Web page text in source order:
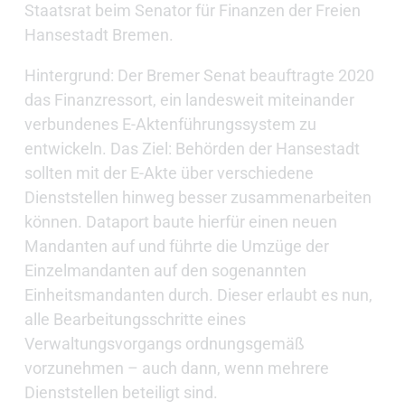
Staatsrat beim Senator für Finanzen der Freien
Hansestadt Bremen.
Hintergrund: Der Bremer Senat beauftragte 2020
das Finanzressort, ein landesweit miteinander
verbundenes E-Aktenführungssystem zu
entwickeln. Das Ziel: Behörden der Hansestadt
sollten mit der E-Akte über verschiedene
Dienststellen hinweg besser zusammenarbeiten
können. Dataport baute hierfür einen neuen
Mandanten auf und führte die Umzüge der
Einzelmandanten auf den sogenannten
Einheitsmandanten durch. Dieser erlaubt es nun,
alle Bearbeitungsschritte eines
Verwaltungsvorgangs ordnungsgemäß
vorzunehmen – auch dann, wenn mehrere
Dienststellen beteiligt sind.